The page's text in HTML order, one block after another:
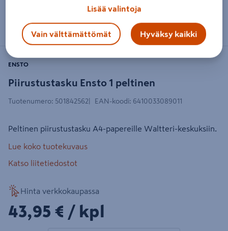
Zoomaa kuvaa sormilla kosketusnäytöllä
Piirustustasku Ensto 1 peltinen
ENSTO
Tuotenumero: 501842562 EAN-koodi: 6410033089011
Peltinen piirustustasku A4-papereille Waltteri-keskuksiin.
Lue koko tuotekuvaus
Katso liitetiedostot
Hinta verkkokaupassa
43,95€/kpl
43,95 € / kpl
Lisää valintoja
Vain välttämättömät Hyväksy kaikki